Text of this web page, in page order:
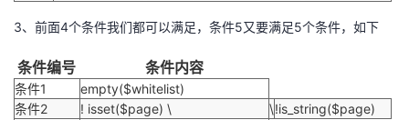
3、前面4个条件我们都可以满足，条件5又要满足5个条件，如下
条件编号 条件内容
条件1
empty($whitelist)
条件2
! isset($page) \ \!is_string($page)